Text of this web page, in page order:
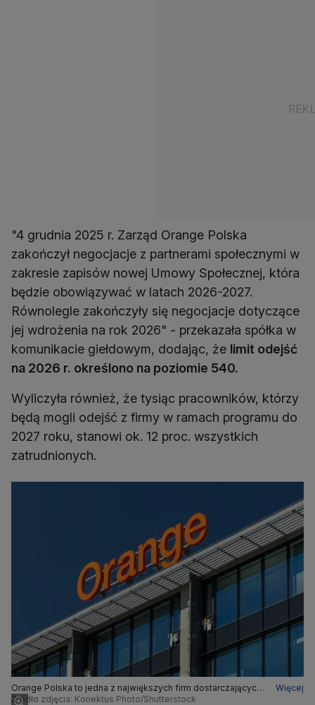
"4 grudnia 2025 r. Zarząd Orange Polska
zakończył negocjacje z partnerami społecznymi w
zakresie zapisów nowej Umowy Społecznej, która
będzie obowiązywać w latach 2026-2027.
Równolegle zakończyły się negocjacje dotyczące
jej wdrożenia na rok 2026" - przekazała spółka w
komunikacie giełdowym, dodając, że limit odejść
na 2026 r. określono na poziomie 540.
Wyliczyła również, że tysiąc pracowników, którzy
będą mogli odejść z firmy w ramach programu do
2027 roku, stanowi ok. 12 proc. wszystkich
zatrudnionych.
Orange Polska to jedna z największych firm dostarczających
usługi telekomunikacyjne i cyfrowe w Polsce
Więcej
Źródło zdjęcia: Konektus Photo/Shutterstock